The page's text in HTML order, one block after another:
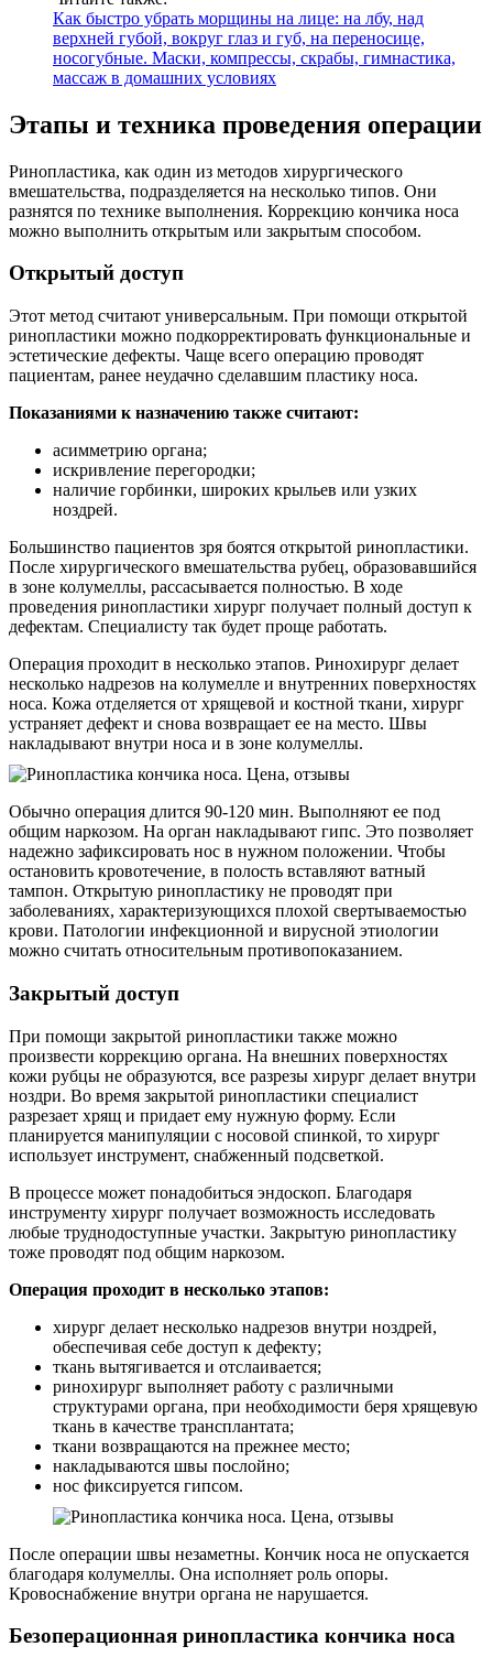
Как быстро убрать морщины на лице: на лбу, над
верхней губой, вокруг глаз и губ, на переносице,
носогубные. Маски, компрессы, скрабы, гимнастика,
массаж в домашних условиях
Этапы и техника проведения операции
Ринопластика, как один из методов хирургического
вмешательства, подразделяется на несколько типов. Они
разнятся по технике выполнения. Коррекцию кончика носа
можно выполнить открытым или закрытым способом.
Открытый доступ
Этот метод считают универсальным. При помощи открытой
ринопластики можно подкорректировать функциональные и
эстетические дефекты. Чаще всего операцию проводят
пациентам, ранее неудачно сделавшим пластику носа.
Показаниями к назначению также считают:
асимметрию органа;
искривление перегородки;
наличие горбинки, широких крыльев или узких
ноздрей.
Большинство пациентов зря боятся открытой ринопластики.
После хирургического вмешательства рубец, образовавшийся
в зоне колумеллы, рассасывается полностью. В ходе
проведения ринопластики хирург получает полный доступ к
дефектам. Специалисту так будет проще работать.
Операция проходит в несколько этапов. Ринохирург делает
несколько надрезов на колумелле и внутренних поверхностях
носа. Кожа отделяется от хрящевой и костной ткани, хирург
устраняет дефект и снова возвращает ее на место. Швы
накладывают внутри носа и в зоне колумеллы.
Обычно операция длится 90-120 мин. Выполняют ее под
общим наркозом. На орган накладывают гипс. Это позволяет
надежно зафиксировать нос в нужном положении. Чтобы
остановить кровотечение, в полость вставляют ватный
тампон. Открытую ринопластику не проводят при
заболеваниях, характеризующихся плохой свертываемостью
крови. Патологии инфекционной и вирусной этиологии
можно считать относительным противопоказанием.
Закрытый доступ
При помощи закрытой ринопластики также можно
произвести коррекцию органа. На внешних поверхностях
кожи рубцы не образуются, все разрезы хирург делает внутри
ноздри. Во время закрытой ринопластики специалист
разрезает хрящ и придает ему нужную форму. Если
планируется манипуляции с носовой спинкой, то хирург
использует инструмент, снабженный подсветкой.
В процессе может понадобиться эндоскоп. Благодаря
инструменту хирург получает возможность исследовать
любые труднодоступные участки. Закрытую ринопластику
тоже проводят под общим наркозом.
Операция проходит в несколько этапов:
хирург делает несколько надрезов внутри ноздрей,
обеспечивая себе доступ к дефекту;
ткань вытягивается и отслаивается;
ринохирург выполняет работу с различными
структурами органа, при необходимости беря хрящевую
ткань в качестве трансплантата;
ткани возвращаются на прежнее место;
накладываются швы послойно;
нос фиксируется гипсом.
После операции швы незаметны. Кончик носа не опускается
благодаря колумеллы. Она исполняет роль опоры.
Кровоснабжение внутри органа не нарушается.
Безоперационная ринопластика кончика носа